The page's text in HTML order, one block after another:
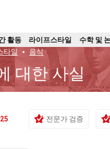
활동 라이프스타일 수학 및
타일 음식
대한 사실
전문가 검증